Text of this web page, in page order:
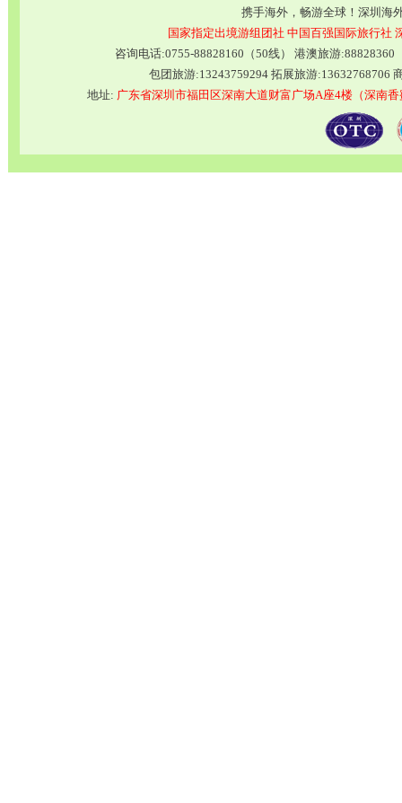
携手海外，畅游全球！深圳海
国家指定出境游组团社 中国百强国际旅行社
咨询电话:0755-88828160（50线） 港澳旅游
包团旅游:13243759294 拓展旅游:13632768706
地址: 广东省深圳市福田区深南大道财富广场A座4楼（深南